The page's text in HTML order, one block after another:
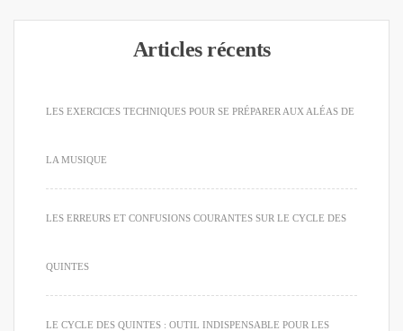
Articles récents
LES EXERCICES TECHNIQUES POUR SE PRÉPARER AUX ALÉAS DE
LA MUSIQUE
LES ERREURS ET CONFUSIONS COURANTES SUR LE CYCLE DES
QUINTES
LE CYCLE DES QUINTES : OUTIL INDISPENSABLE POUR LES